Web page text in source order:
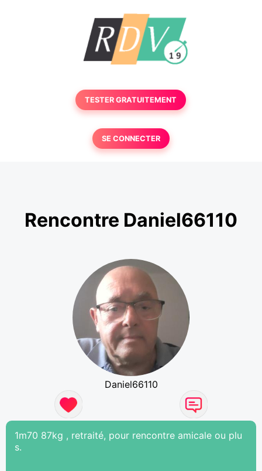
TESTER GRATUITEMENT
SE CONNECTER
Rencontre Daniel66110
Daniel66110
1m70 87kg , retraité, pour rencontre amicale ou plu
s.